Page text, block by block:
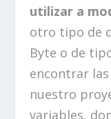
utilizar a
otro tipo de
Byte o de
encontrar
nuestro
variables,